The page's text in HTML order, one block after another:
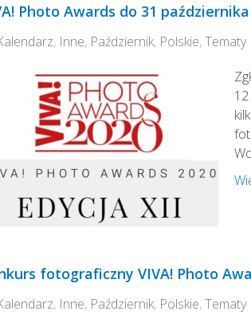
Photo Awards do 31
, Inne, Październik, Polskie,Tematy
fotograficzny VIVA! Photo
, Inne, Październik, Polskie,Tematy